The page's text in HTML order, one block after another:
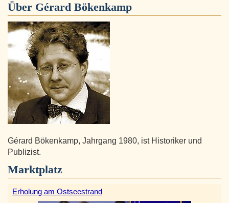
Über Gérard Bökenkamp
Gérard Bökenkamp, Jahrgang 1980, ist Historiker und
Publizist.
Marktplatz
Erholung am Ostseestrand